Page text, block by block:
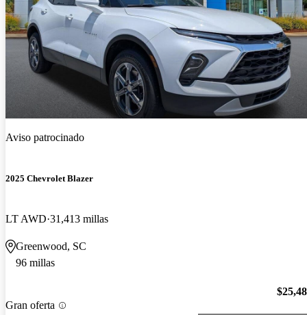
Aviso patrocinado
2025 Chevrolet Blazer
LT AWD 31,413 millas
Greenwood, SC
96 millas
Gran oferta